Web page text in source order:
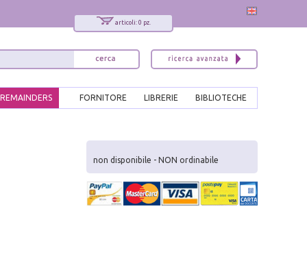
articoli: 0 pz.
BIBLIOTECHE
LIBRERIE
FORNITORE
REMAINDERS
non disponibile - NON ordinabile
x
Interessato ai nostri libri?
Allora iscriviti alla nostra newsletter!
Sarai informato delle nostre novità, potrai
comunque cancellarti quando desideri.